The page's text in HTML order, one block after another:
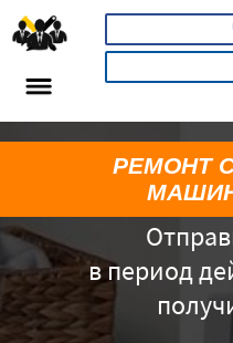
в период
РЕМОНТ